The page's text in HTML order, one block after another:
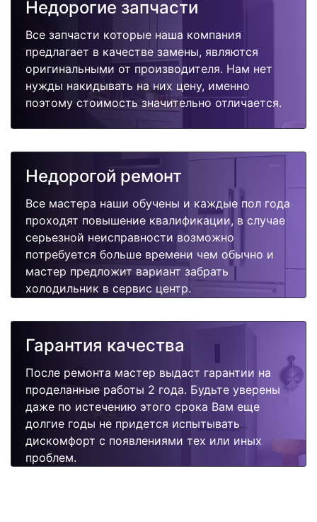
Недорогие запчасти
Все запчасти которые наша компания
предлагает в качестве замены, являются
оригинальными от производителя. Нам нет
нужды накидывать на них цену, именно
поэтому стоимость значительно отличается.
Недорогой ремонт
Все мастера наши обучены и каждые пол года
проходят повышение квалификации, в случае
серьезной неисправности возможно
потребуется больше времени чем обычно и
мастер предложит вариант забрать
холодильник в сервис центр.
Гарантия качества
После ремонта мастер выдаст гарантии на
проделанные работы 2 года. Будьте уверены
даже по истечению этого срока Вам еще
долгие годы не придется испытывать
дискомфорт с появлениями тех или иных
проблем.